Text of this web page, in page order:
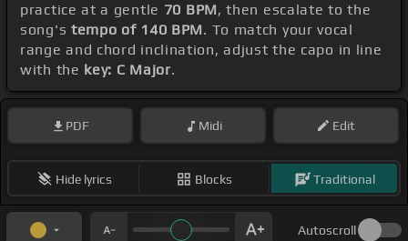
practice at a gentle 70 BPM, then escalate to the
song's tempo of 140 BPM. To match your vocal
range and chord inclination, adjust the capo in line
with the key: C Major.
PDF Midi Edit
Hide lyrics Blocks Traditional
Autoscroll